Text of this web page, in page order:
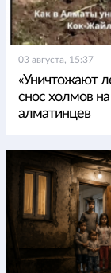
03 августа, 15:37
«Уничтожают
снос холмов
алматинцев